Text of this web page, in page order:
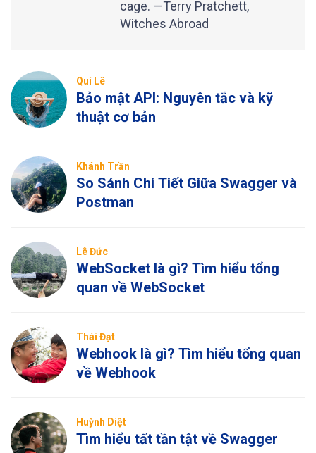
cage. —Terry Pratchett,
Witches Abroad
Quí Lê
Bảo mật API: Nguyên tắc và kỹ
thuật cơ bản
Khánh Trần
So Sánh Chi Tiết Giữa Swagger và
Postman
Lê Đức
WebSocket là gì? Tìm hiểu tổng
quan về WebSocket
Thái Đạt
Webhook là gì? Tìm hiểu tổng quan
về Webhook
Huỳnh Diệt
Tìm hiểu tất tần tật về Swagger